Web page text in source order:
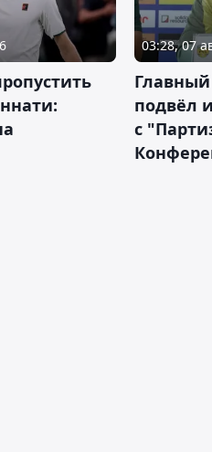
03:28, 07
подвёл
с